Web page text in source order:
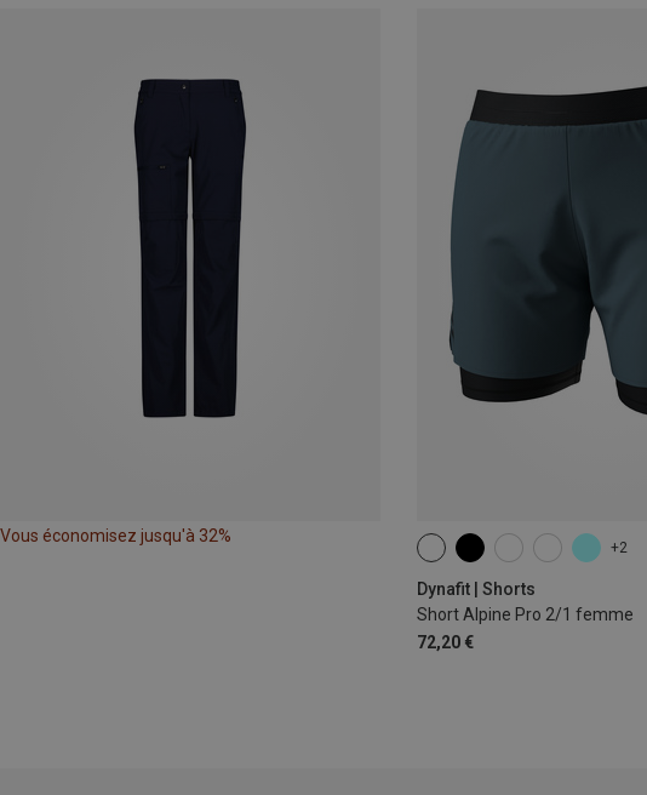
Vous économisez jusqu'à 32%
+2
Dynafit | Shorts
Short Alpine Pro 2/1 femme
72,20 €
XS S M XL